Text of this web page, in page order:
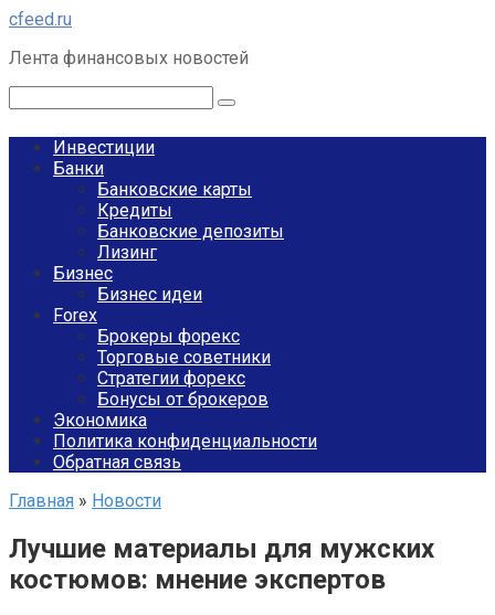
Перейти
контенту
cfeed.ru
Лента финансовых новостей
Инвестиции
Банки
Банковские карты
Кредиты
Банковские депозиты
Лизинг
Бизнес
Бизнес идеи
Forex
Брокеры форекс
Торговые советники
Стратегии форекс
Бонусы от брокеров
Экономика
Политика конфиденциальности
Обратная связь
Главная » Новости
Лучшие материалы для мужских
костюмов: мнение экспертов